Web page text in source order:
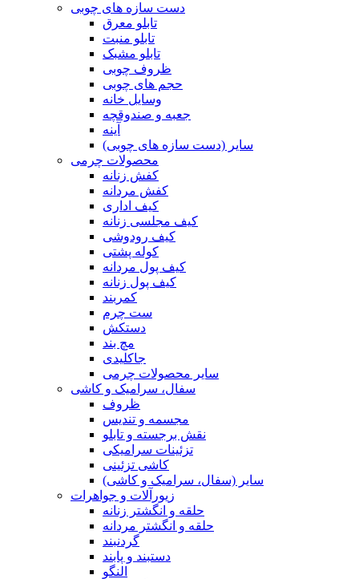
دست سازه های چوبی
تابلو معرق
تابلو منبت
تابلو مشبک
ظروف چوبی
حجم های چوبی
وسایل خانه
جعبه و صندوقچه
آینه
سایر (دست سازه های چوبی)
محصولات چرمی
کفش زنانه
کفش مردانه
کیف اداری
کیف مجلسی زنانه
کیف رودوشی
کوله پشتی
کیف پول مردانه
کیف پول زنانه
کمربند
ست چرم
دستکش
مچ بند
جاکلیدی
سایر محصولات چرمی
سفال، سرامیک و کاشی
ظروف
مجسمه و تندیس
نقش برجسته و تابلو
تزئینات سرامیکی
کاشی تزئینی
سایر (سفال، سرامیک و کاشی)
زیورآلات و جواهرات
حلقه و انگشتر زنانه
حلقه و انگشتر مردانه
گردنبند
دستبند و پابند
النگو